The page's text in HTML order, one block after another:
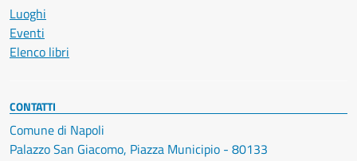
Luoghi
Eventi
Elenco libri
CONTATTI
Comune di Napoli
Palazzo San Giacomo, Piazza Municipio - 80133